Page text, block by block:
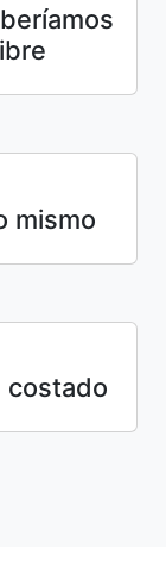
mismo
costado